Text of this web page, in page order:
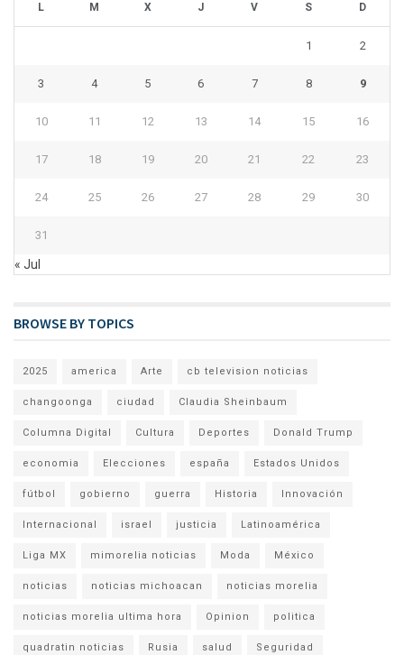
L M X J V S D
1 2
3 4 5 6 7 8 9
10 11 12 13 14 15 16
17 18 19 20 21 22 23
24 25 26 27 28 29 30
31
« Jul
BROWSE BY TOPICS
2025 america Arte cb television noticias
changoonga ciudad Claudia Sheinbaum
Columna Digital Cultura Deportes Donald Trump
economia Elecciones españa Estados Unidos
fútbol gobierno guerra Historia Innovación
Internacional israel justicia Latinoamérica
Liga MX mimorelia noticias Moda México
noticias noticias michoacan noticias morelia
noticias morelia ultima hora Opinion politica
quadratin noticias Rusia salud Seguridad